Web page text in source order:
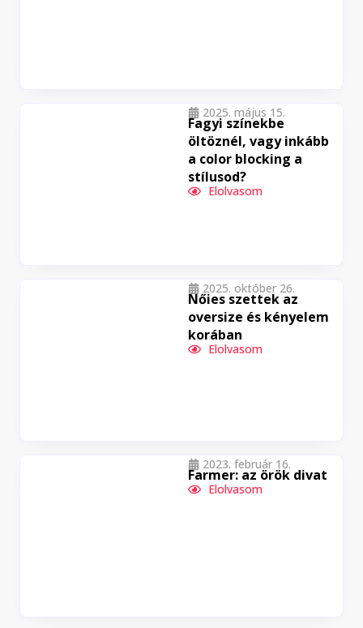
2025. május 15.
Fagyi színekbe
öltöznél, vagy inkább
a color blocking a
stílusod?
Elolvasom
2025. október 26.
Nőies szettek az
oversize és kényelem
korában
Elolvasom
2023. február 16.
Farmer: az örök divat
Elolvasom